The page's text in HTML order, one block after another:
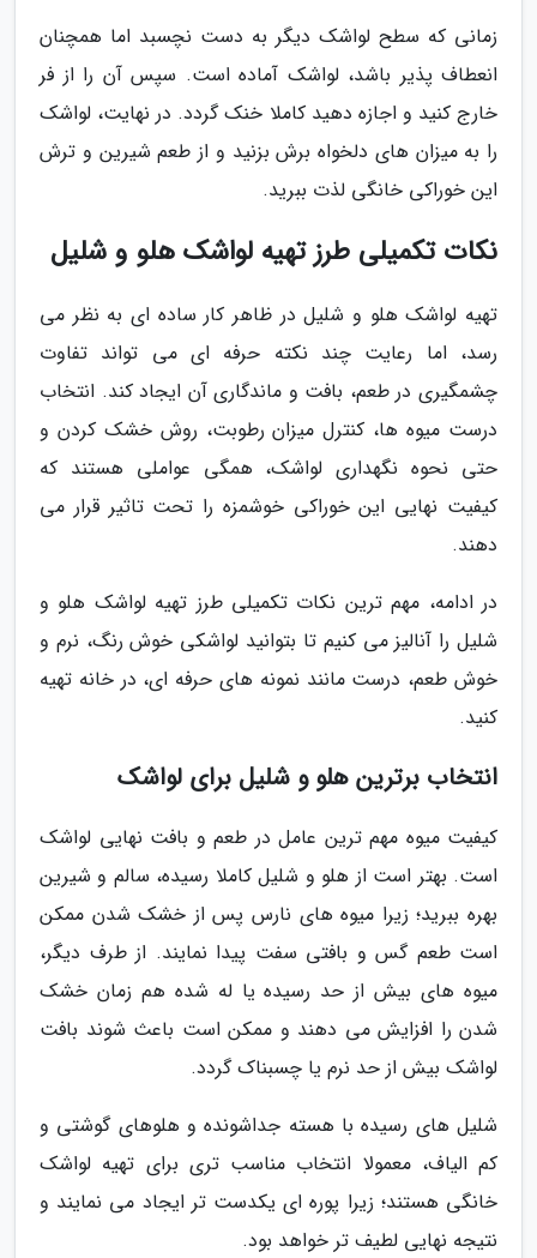
زمانی که سطح لواشک دیگر به دست نچسبد اما همچنان
انعطاف پذیر باشد، لواشک آماده است. سپس آن را از فر
خارج کنید و اجازه دهید کاملا خنک گردد. در نهایت، لواشک
را به میزان های دلخواه برش بزنید و از طعم شیرین و ترش
این خوراکی خانگی لذت ببرید.
نکات تکمیلی طرز تهیه لواشک هلو و شلیل
تهیه لواشک هلو و شلیل در ظاهر کار ساده ای به نظر می
رسد، اما رعایت چند نکته حرفه ای می تواند تفاوت
چشمگیری در طعم، بافت و ماندگاری آن ایجاد کند. انتخاب
درست میوه ها، کنترل میزان رطوبت، روش خشک کردن و
حتی نحوه نگهداری لواشک، همگی عواملی هستند که
کیفیت نهایی این خوراکی خوشمزه را تحت تاثیر قرار می
دهند.
در ادامه، مهم ترین نکات تکمیلی طرز تهیه لواشک هلو و
شلیل را آنالیز می کنیم تا بتوانید لواشکی خوش رنگ، نرم و
خوش طعم، درست مانند نمونه های حرفه ای، در خانه تهیه
کنید.
انتخاب برترین هلو و شلیل برای لواشک
کیفیت میوه مهم ترین عامل در طعم و بافت نهایی لواشک
است. بهتر است از هلو و شلیل کاملا رسیده، سالم و شیرین
بهره ببرید؛ زیرا میوه های نارس پس از خشک شدن ممکن
است طعم گس و بافتی سفت پیدا نمایند. از طرف دیگر،
میوه های بیش از حد رسیده یا له شده هم زمان خشک
شدن را افزایش می دهند و ممکن است باعث شوند بافت
لواشک بیش از حد نرم یا چسبناک گردد.
شلیل های رسیده با هسته جداشونده و هلوهای گوشتی و
کم الیاف، معمولا انتخاب مناسب تری برای تهیه لواشک
خانگی هستند؛ زیرا پوره ای یکدست تر ایجاد می نمایند و
نتیجه نهایی لطیف تر خواهد بود.